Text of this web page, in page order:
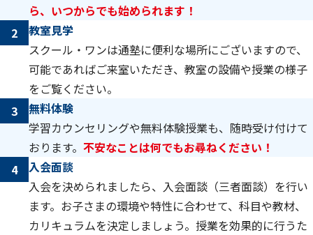
ら、いつからでも始められます！
2
教室見学
スクール・ワンは通塾に便利な場所にございますので、
可能であればご来室いただき、教室の設備や授業の様子
をご覧ください。
3
無料体験
学習カウンセリングや無料体験授業も、随時受け付けて
おります。 不安なことは何でもお尋ねください！
4
入会面談
入会を決められましたら、入会面談（三者面談）を行い
ます。お子さまの環境や特性に合わせて、科目や教材、
カリキュラムを決定しましょう。授業を効果的に行うた